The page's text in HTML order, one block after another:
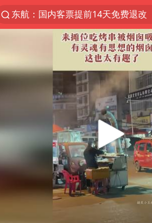
东航：国内客票提前14天免费退改
“电影+”如何激发千亿级消费新活力
日本试射“战斧”导弹，国防部回应
台风白海豚中心风力增强
广东雷州通报特教老师招聘违规事
百花奖开幕式
四川宜宾高县4.9级地震致1死
“新疆阿勒泰八月能滑雪”不实
向鹏0-3不敌张本智和
我国外贸延续良好增长态势
国防部：中国军队坚决反制任何闹